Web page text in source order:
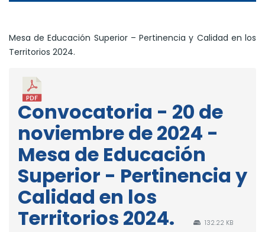
Mesa de Educación Superior – Pertinencia y Calidad en los
Territorios 2024.
Convocatoria - 20 de
noviembre de 2024 -
Mesa de Educación
Superior - Pertinencia y
Calidad en los
Territorios 2024.
132.22 KB